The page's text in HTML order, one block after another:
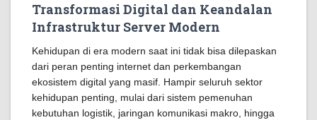
Transformasi Digital dan Keandalan
Infrastruktur Server Modern
Kehidupan di era modern saat ini tidak bisa dilepaskan
dari peran penting internet dan perkembangan
ekosistem digital yang masif. Hampir seluruh sektor
kehidupan penting, mulai dari sistem pemenuhan
kebutuhan logistik, jaringan komunikasi makro, hingga